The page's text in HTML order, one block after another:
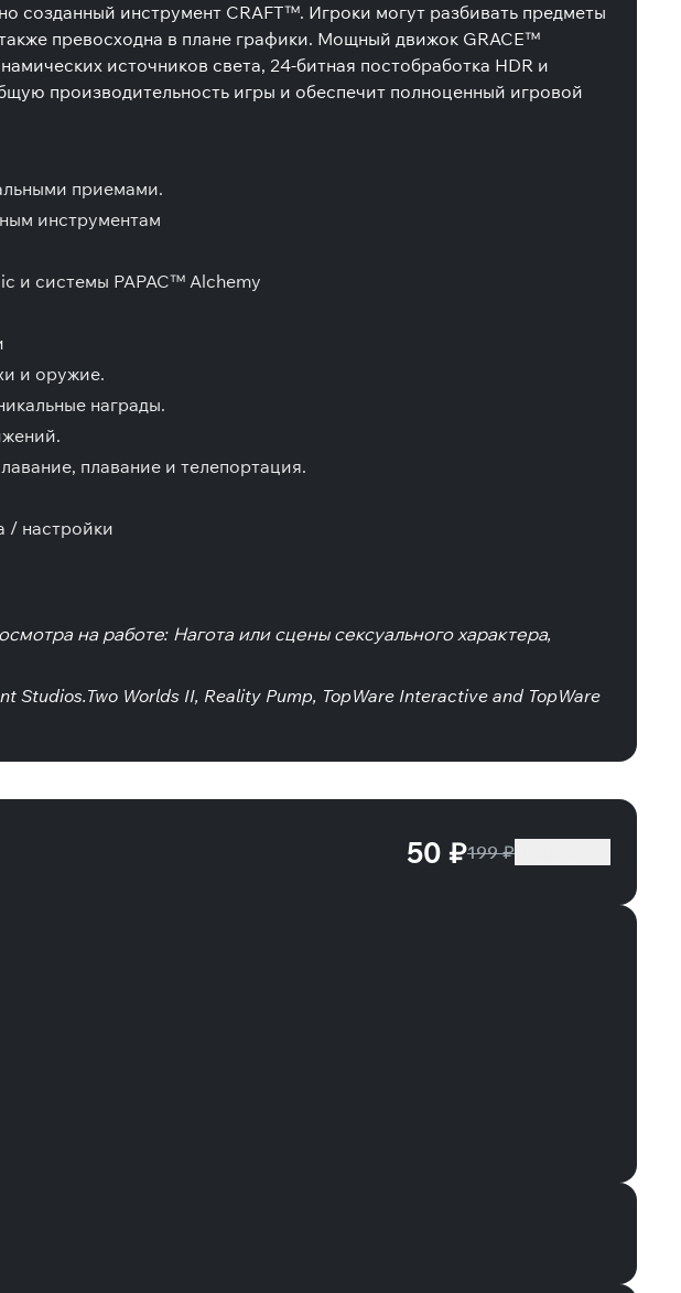
созданный инструмент CRAFT™. Игроки могут разбивать предметы
превосходна в плане графики. Мощный движок GRACE™
источников света, 24-битная постобработка HDR и
производительность игры и обеспечит полноценный игровой
приемами.
инструментам
и системы PAPAC™ Alchemy
и оружие.
награды.
плавание и телепортация.
/ настройки
на работе: Нагота или сцены сексуального характера,
Worlds II, Reality Pump, TopWare Interactive and TopWare
50 ₽199 ₽